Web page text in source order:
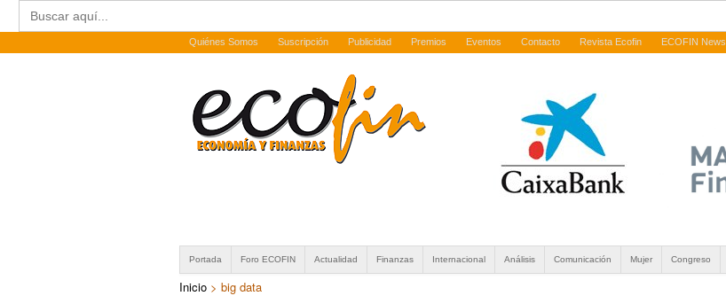
Buscar:
Quiénes Somos Suscripción Publicidad Premios Eventos Contacto Revista Ecofin ECOFIN News
Portada Foro ECOFIN Actualidad Finanzas Internacional Análisis Comunicación Mujer Congreso
Inicio > big data